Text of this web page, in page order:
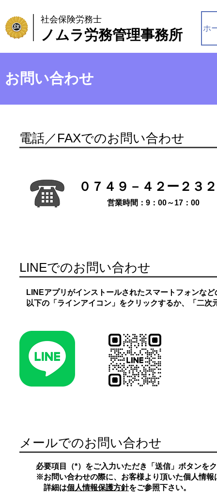
ノムラ労務管理事務所
社会保険労務士
ホ
お問い合わせ
電話／FAXでのお問い合わせ
０７４９－４２ー２３
​営業時間：9：00～17：00
LINEでのお問い合わせ
LINEアプリがインストールされたスマートフォンな
以下の「ラインアイコン」をクリックするか、「二次
メールでのお問い合わせ
必要項目（*）をご入力いただき「送信」ボタンを
​※お問い合わせの際に、お客様より頂いた個人情報
​ 詳細は個人情報保護方針をご参照下さい。